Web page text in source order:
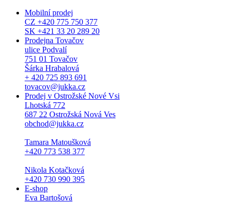
Mobilní prodej
CZ +420 775 750 377
SK +421 33 20 289 20
Prodejna Tovačov
ulice Podvalí
751 01 Tovačov
Šárka Hrabalová
+ 420 725 893 691
tovacov@jukka.cz
Prodej v Ostrožské Nové Vsi
Lhotská 772
687 22 Ostrožská Nová Ves
obchod@jukka.cz
Tamara Matoušková
+420 773 538 377
Nikola Kotačková
+420 730 990 395
E-shop
Eva Bartošová